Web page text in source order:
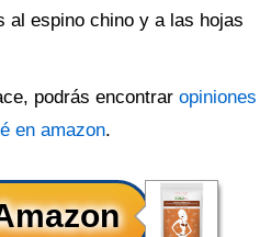
al espino chino y a las hojas
podrás encontrar opiniones
en amazon.